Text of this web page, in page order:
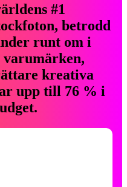
#1
betrodd
runt om i
varumärken,
kreativa
upp till 76 % i